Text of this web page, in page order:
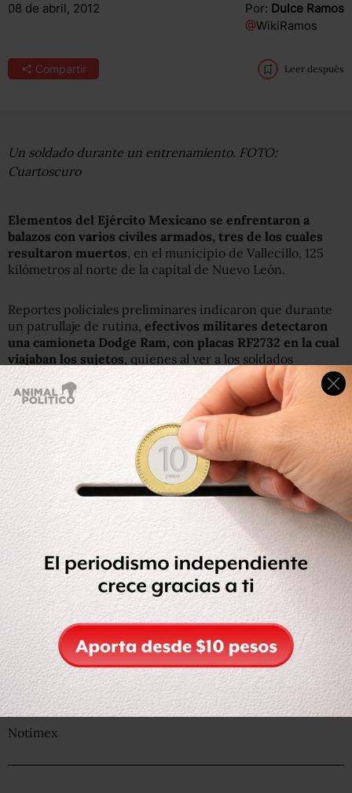
08 de abril, 2012 Por: Dulce Ramos
@WikiRamos
Compartir Leer después
Un soldado durante un entrenamiento. FOTO:
Cuartoscuro
Elementos del Ejército Mexicano se enfrentaron a
balazos con varios civiles armados, tres de los cuales
resultaron muertos, en el municipio de Vallecillo, 125
kilómetros al norte de la capital de Nuevo León.
Reportes policiales preliminares indicaron que durante
un patrullaje de rutina, efectivos militares detectaron
una camioneta Dodge Ram, con placas RF2732 en la cual
viajaban los sujetos, quienes al ver a los soldados
empezaron a dispararles.
Los militares repelieron la agresión cerca del rancho
“San Pablo”, sobre la carretera Monterrey-Nuevo
Laredo
; tras el tiroteo se trasladaron a ese lugar peritos
de la Procuraduría General de Justicia de Nuevo León
(PGJNL), con el fin de recolectar las evidencias y levantar
los tres cadáveres.
Además del vehículo en el que viajaban los agresores, y
que tenía un reporte de robo, en el sitio se aseguraron
armas largas y equipo tácticodiverso utilizado por
integrantes de grupos delictivos.
Ninguno de los presuntos delincuentes muertos fue
identificado y sus cadáveres fueron trasladados por
personal forense al anfiteatro del Hospital Universitario
local.
Notimex